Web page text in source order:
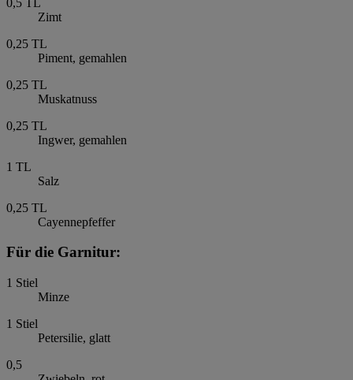
Zimt
0,25 TL
Piment, gemahlen
0,25 TL
Muskatnuss
0,25 TL
Ingwer, gemahlen
1 TL
Salz
0,25 TL
Cayennepfeffer
Für die Garnitur:
1 Stiel
Minze
1 Stiel
Petersilie, glatt
0,5